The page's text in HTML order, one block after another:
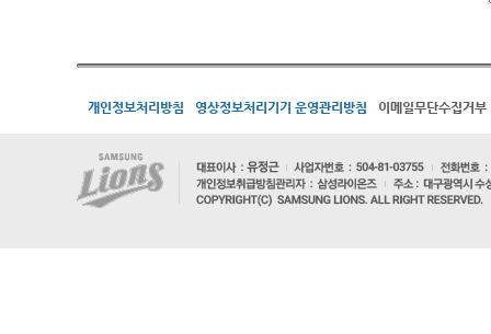
개인정보처리방침 영상정보처리기기 운영관리방침 이메일무단수집거부